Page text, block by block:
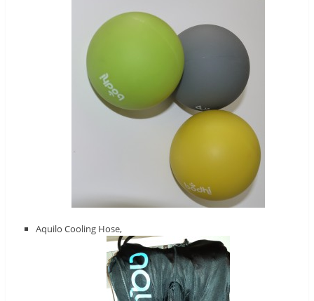
Aquilo Cooling Hose,